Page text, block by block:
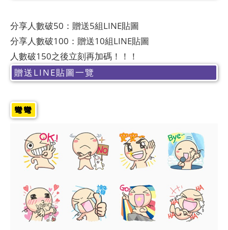
分享人數破50：贈送5組LINE貼圖
分享人數破100：贈送10組LINE貼圖
人數破150之後立刻再加碼！！！
贈送LINE貼圖一覽
彎彎